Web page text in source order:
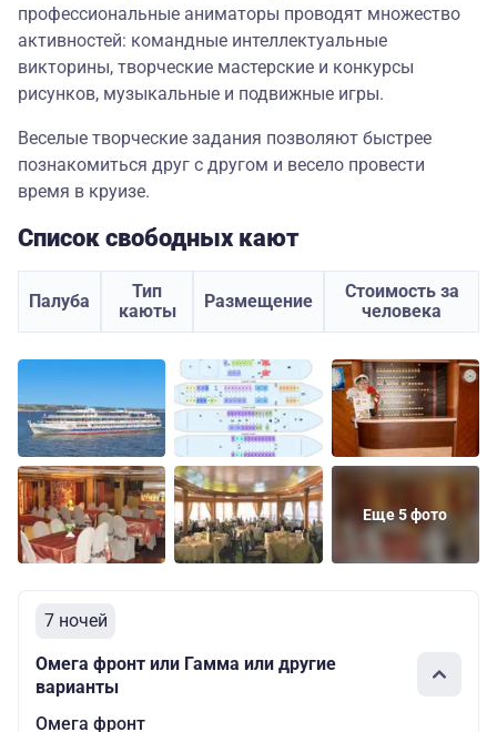
профессиональные аниматоры проводят множество
активностей: командные интеллектуальные
викторины, творческие мастерские и конкурсы
рисунков, музыкальные и подвижные игры.
Веселые творческие задания позволяют быстрее
познакомиться друг с другом и весело провести
время в круизе.
Список свободных кают
Палуба
Тип
каюты
Размещение
Стоимость за
человека
Еще 5 фото
7 ночей
Омега фронт или Гамма или другие
варианты
Омега фронт